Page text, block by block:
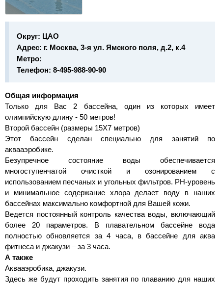
Округ: ЦАО
Адрес: г. Москва, 3-я ул. Ямского поля, д.2, к.4
Метро:
Телефон: 8-495-988-90-90
Общая информация
Только для Вас 2 бассейна, один из которых имеет
олимпийскую длину - 50 метров!
Второй бассейн (размеры 15Х7 метров)
Этот бассейн сделан специально для занятий по
аквааэробике.
Безупречное состояние воды обеспечивается
многоступенчатой очисткой и озонированием с
использованием песчаных и угольных фильтров. PH-уровень
и минимальное содержание хлора делает воду в наших
бассейнах максимально комфортной для Вашей кожи.
Ведется постоянный контроль качества воды, включающий
более 20 параметров. В плавательном бассейне вода
полностью обновляется за 4 часа, в бассейне для аква
фитнеса и джакузи – за 3 часа.
А также
Аквааэробика, джакузи.
Здесь же будут проходить занятия по плаванию для наших